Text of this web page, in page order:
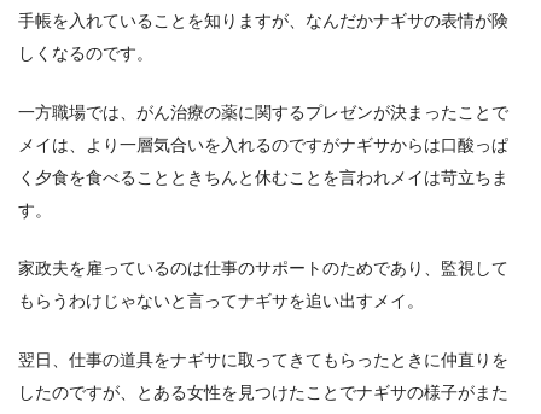
手帳を入れていることを知りますが、なんだかナギサの表情が険
しくなるのです。
一方職場では、がん治療の薬に関するプレゼンが決まったことで
メイは、より一層気合いを入れるのですがナギサからは口酸っぱ
く夕食を食べることときちんと休むことを言われメイは苛立ちま
す。
家政夫を雇っているのは仕事のサポートのためであり、監視して
もらうわけじゃないと言ってナギサを追い出すメイ。
翌日、仕事の道具をナギサに取ってきてもらったときに仲直りを
したのですが、とある女性を見つけたことでナギサの様子がまた